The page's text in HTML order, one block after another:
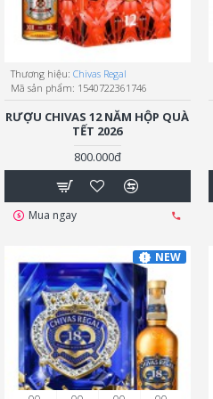
Thương hiệu: Chivas Regal
Mã sản phẩm: 1540722361746
RƯỢU CHIVAS 12 NĂM HỘP QUÀ
TẾT 2026
800.000đ
Mua ngay
NEW